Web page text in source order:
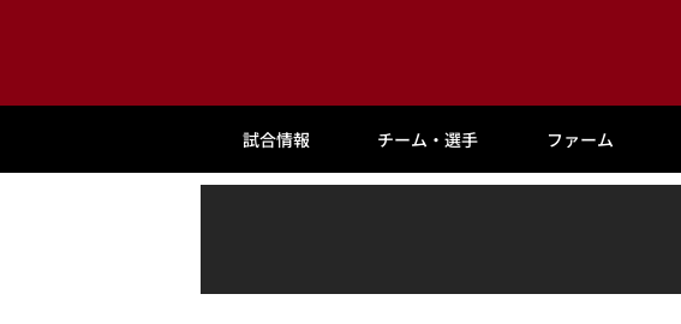
試合情報 チーム・選手 ファーム